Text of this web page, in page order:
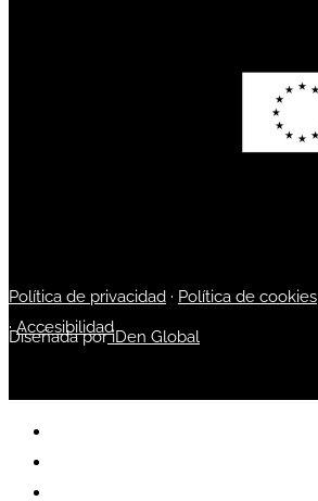
Política de privacidad · Política de cookies
·Accesibilidad
Diseñada poriDen Global